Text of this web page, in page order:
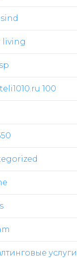
living
100
услуги